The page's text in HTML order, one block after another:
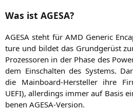
Was ist AGESA?
AGESA steht für AMD Gene­ric
tu­re und bil­det das Grund­ge­rüst
Pro­zes­so­ren in der Pha­se des
dem Ein­schal­ten des Sys­tems.
die Main­board-Her­stel­ler ihre
UEFI), aller­dings immer auf Basis
be­nen AGESA-Version.